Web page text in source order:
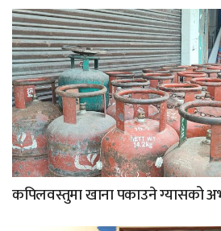
कपिलवस्तुमा खाना पकाउने ग्यासको